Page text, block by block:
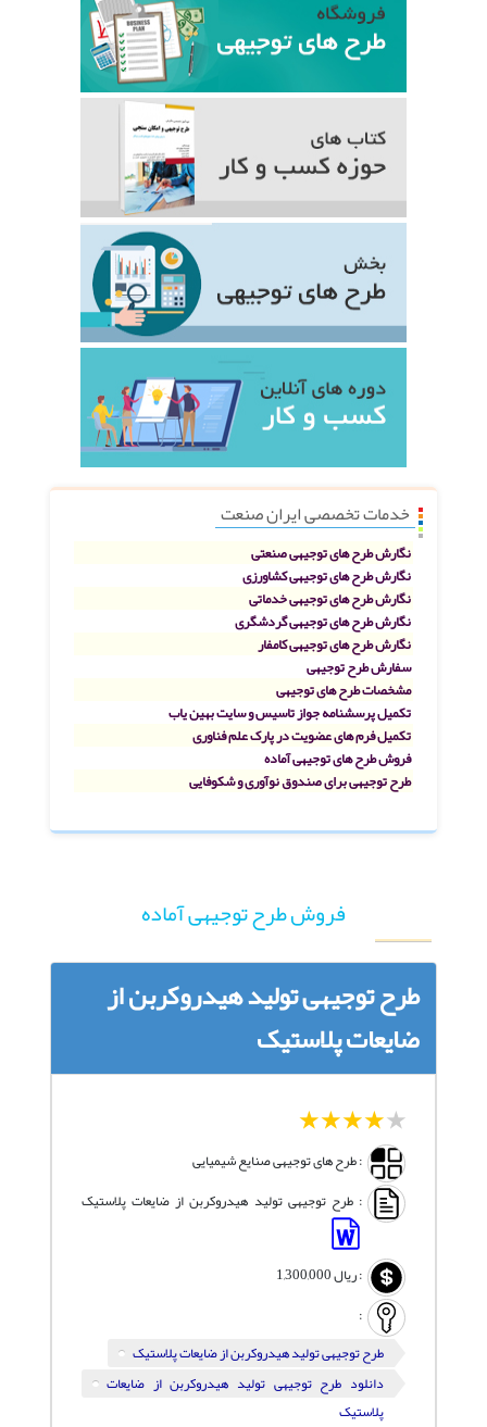
خدمات تخصصی ایران صنعت
نگارش طرح های توجیهی صنعتی
نگارش طرح های توجیهی کشاورزی
نگارش طرح های توجیهی خدماتی
نگارش طرح های توجیهی گردشگری
نگارش طرح های توجیهی کامفار
سفارش طرح توجیهی
مشخصات طرح های توجیهی
تکمیل پرسشنامه جواز تاسیس و سایت بهین یاب
تکمیل فرم های عضویت در پارک علم فناوری
فروش طرح های توجیهی آماده
طرح توجیهی برای صندوق نوآوری و شکوفایی
فروش طرح توجیهی آماده
طرح توجیهی تولید هیدروکربن از
ضایعات پلاستیک
5
4
3
2
: طرح های توجیهی صنایع شیمیایی
: طرح توجیهی تولید هیدروکربن از ضایعات پلاستیک
:ریال1,300,000
:
طرح توجیهی تولید هیدروکربن از ضایعات پلاستیک
دانلود طرح توجیهی تولید هیدروکربن از ضایعات
پلاستیک